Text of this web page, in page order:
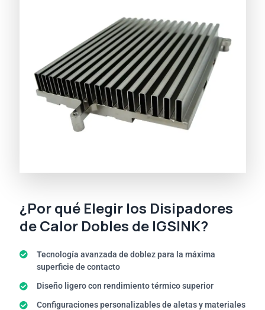
¿Por qué Elegir los Disipadores
de Calor Dobles de IGSINK?
Tecnología avanzada de doblez para la máxima
superficie de contacto
Diseño ligero con rendimiento térmico superior
Configuraciones personalizables de aletas y materiales